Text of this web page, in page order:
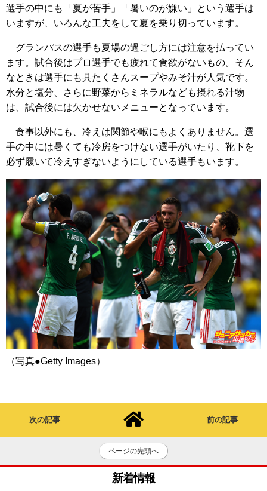
選手の中にも「夏が苦手」「暑いのが嫌い」という選手は
いますが、いろんな工夫をして夏を乗り切っています。
グランパスの選手も夏場の過ごし方には注意を払ってい
ます。試合後はプロ選手でも疲れて食欲がないもの。そん
なときは選手にも具たくさんスープやみそ汁が人気です。
水分と塩分、さらに野菜からミネラルなども摂れる汁物
は、試合後には欠かせないメニューとなっています。
食事以外にも、冷えは関節や喉にもよくありません。選
手の中には暑くても冷房をつけない選手がいたり、靴下を
必ず履いて冷えすぎないようにしている選手もいます。
（写真●Getty Images）
次の記事 前の記事
ページの先頭へ
新着情報